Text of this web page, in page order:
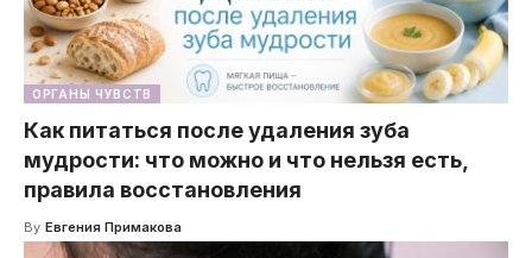
ОРГАНЫ ЧУВСТВ
Как питаться после удаления зуба
мудрости: что можно и что нельзя есть,
правила восстановления
By Евгения Примакова